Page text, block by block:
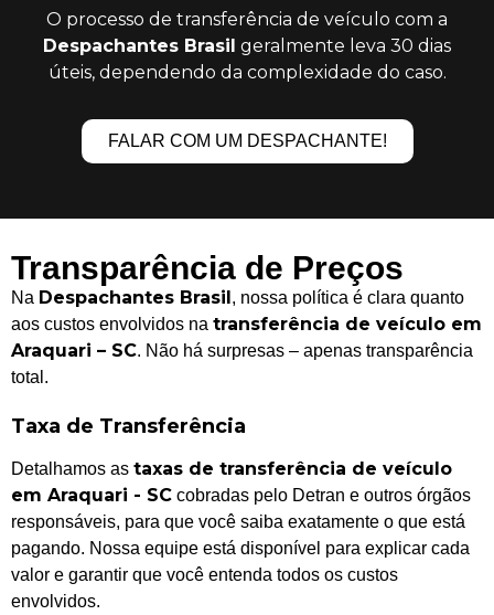
O processo de transferência de veículo com a
Despachantes Brasil geralmente leva 30 dias
úteis, dependendo da complexidade do caso.
FALAR COM UM DESPACHANTE!
Transparência de Preços
Na Despachantes Brasil, nossa política é clara quanto
aos custos envolvidos na transferência de veículo em
Araquari – SC. Não há surpresas – apenas transparência
total.
Taxa de Transferência
Detalhamos as taxas de transferência de veículo
em Araquari - SC cobradas pelo Detran e outros órgãos
responsáveis, para que você saiba exatamente o que está
pagando. Nossa equipe está disponível para explicar cada
valor e garantir que você entenda todos os custos
envolvidos.